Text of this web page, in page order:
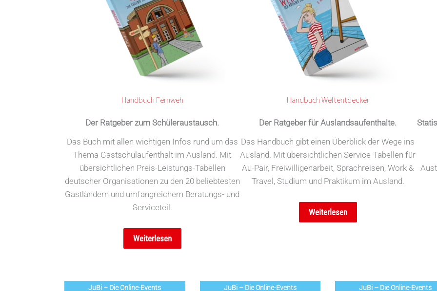
Handbuch Fernweh
Der Ratgeber zum Schüleraustausch.
Das Buch mit allen wichtigen Infos rund um das
Thema Gastschulaufenthalt im Ausland. Mit
übersichtlichen Preis-Leistungs-Tabellen
deutscher Organisationen zu den 20 beliebtesten
Gastländern und umfangreichem Beratungs- und
Serviceteil.
Weiterlesen
Handbuch Weltentdecker
Der Ratgeber für Auslandsaufenthalte.
Das Handbuch gibt einen Überblick der Wege ins
Ausland. Mit übersichtlichen Service-Tabellen für
Au-Pair, Freiwilligenarbeit, Sprachreisen, Work &
Travel, Studium und Praktikum im Ausland.
Weiterlesen
JuBi – Die Online-Events JuBi – Die Online-Events JuBi – Die Online-Events